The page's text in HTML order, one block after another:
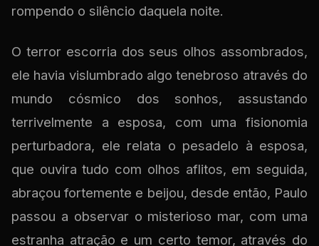
rompendo o silêncio daquela noite.
O terror escorria dos seus olhos assombrados,
ele havia vislumbrado algo tenebroso através do
mundo cósmico dos sonhos, assustando
terrivelmente a esposa, com uma fisionomia
perturbadora, ele relata o pesadelo à esposa,
que ouvira tudo com olhos aflitos, em seguida,
abraçou fortemente e beijou, desde então, Paulo
passou a observar o misterioso mar, com uma
estranha atração e um certo temor, através do